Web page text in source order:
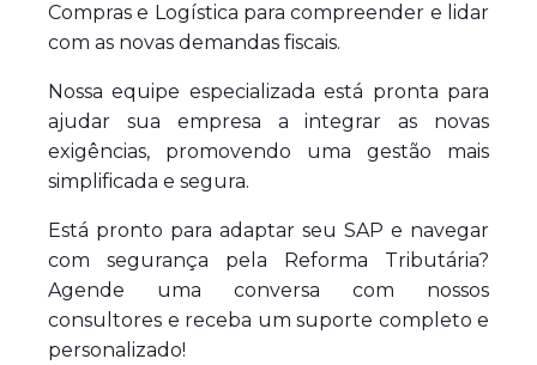
Compras e Logística para compreender e lidar
com as novas demandas fiscais.
Nossa equipe especializada está pronta para
ajudar sua empresa a integrar as novas
exigências, promovendo uma gestão mais
simplificada e segura.
Está pronto para adaptar seu SAP e navegar
com segurança pela Reforma Tributária?
Agende uma conversa com nossos
consultores e receba um suporte completo e
personalizado!